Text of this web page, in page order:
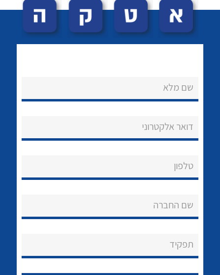
הצוות שלנו
שירותי תמיכה
לכל מוצרי היצרן לכל מוצרי היצרן
שם מלא
דואר אלקטרוני
טלפון
שם החברה
תפקיד